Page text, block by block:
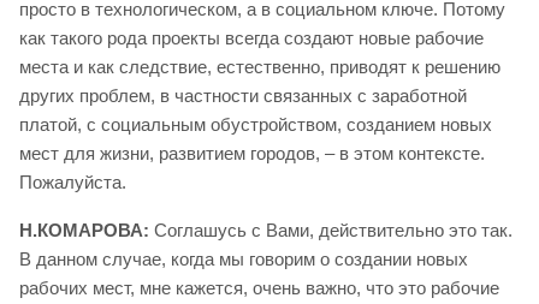
просто в технологическом, а в социальном ключе. Потому
как такого рода проекты всегда создают новые рабочие
места и как следствие, естественно, приводят к решению
других проблем, в частности связанных с заработной
платой, с социальным обустройством, созданием новых
мест для жизни, развитием городов, – в этом контексте.
Пожалуйста.
Н.КОМАРОВА: Соглашусь с Вами, действительно это так.
В данном случае, когда мы говорим о создании новых
рабочих мест, мне кажется, очень важно, что это рабочие